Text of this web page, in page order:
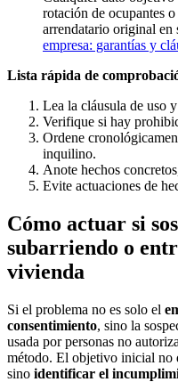
rotación de ocupantes
arrendatario original en
empresa: garantías y
Lista rápida de
Lea la cláusula de uso
Verifique si hay
Ordene
inquilino.
Anote hechos
Evite actuaciones de
Cómo actuar si
subarriendo o
vivienda
Si el problema no es solo el
consentimiento, sino la
usada por personas no
método. El objetivo inicial no
sino identificar el